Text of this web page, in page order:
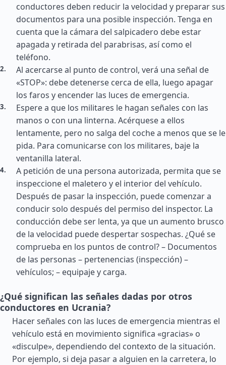
conductores deben reducir la velocidad y preparar sus
documentos para una posible inspección. Tenga en
cuenta que la cámara del salpicadero debe estar
apagada y retirada del parabrisas, así como el
teléfono.
Al acercarse al punto de control, verá una señal de
«STOP»: debe detenerse cerca de ella, luego apagar
los faros y encender las luces de emergencia.
Espere a que los militares le hagan señales con las
manos o con una linterna. Acérquese a ellos
lentamente, pero no salga del coche a menos que se le
pida. Para comunicarse con los militares, baje la
ventanilla lateral.
A petición de una persona autorizada, permita que se
inspeccione el maletero y el interior del vehículo.
Después de pasar la inspección, puede comenzar a
conducir solo después del permiso del inspector. La
conducción debe ser lenta, ya que un aumento brusco
de la velocidad puede despertar sospechas. ¿Qué se
comprueba en los puntos de control? – Documentos
de las personas – pertenencias (inspección) –
vehículos; – equipaje y carga.
¿Qué significan las señales dadas por otros
conductores en Ucrania?
Hacer señales con las luces de emergencia mientras el
vehículo está en movimiento significa «gracias» o
«disculpe», dependiendo del contexto de la situación.
Por ejemplo, si deja pasar a alguien en la carretera, lo